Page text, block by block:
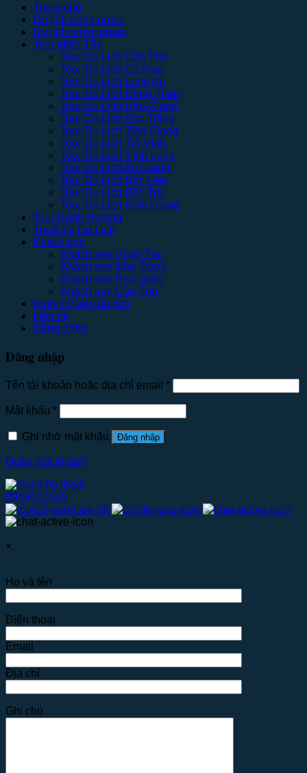
Trang chủ
Du lịch trong nước
Du lịch nước ngoài
Tour Miền Tây
Tour Du Lịch Cần Thơ
Tour Du Lịch Cà Mau
Tour Du Lịch Long An
Tour Du Lịch Đồng Tháp
Tour Du Lịch Hậu Giang
Tour Du Lịch Sóc Trăng
Tour Du Lịch Tiền Giang
Tour Du Lịch Trà Vinh
Tour Du Lịch Vĩnh Long
Tour Du Lịch An Giang
Tour Du Lịch Bạc Liêu
Tour Du Lịch Bến Tre
Tour Du Lịch Kiên Giang
Tour Hành Hương
Thuê Xe Du Lịch
Khách sạn
Khách sạn Vũng Tàu
Khách sạn Nha Trang
Khách sạn Phú Quốc
Khách sạn Cần Thơ
Kinh nghiệm du lịch
Liên hệ
Đăng nhập
Đăng nhập
Tên tài khoản hoặc địa chỉ email *
Mật khẩu *
Ghi nhớ mật khẩu Đăng nhập
Quên mật khẩu?
0914000065
×
Họ và tên
Điện thoại
Email
Địa chỉ
Ghi chú